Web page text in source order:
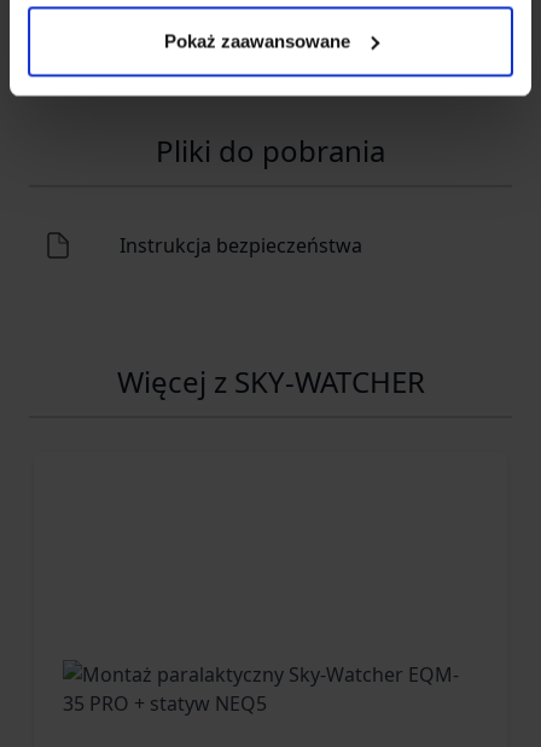
Pokaż zaawansowaneinfo@deltaoptical.pl
Telefon
257592995
Pliki do pobrania
Instrukcja bezpieczeństwa
Więcej z SKY-WATCHER